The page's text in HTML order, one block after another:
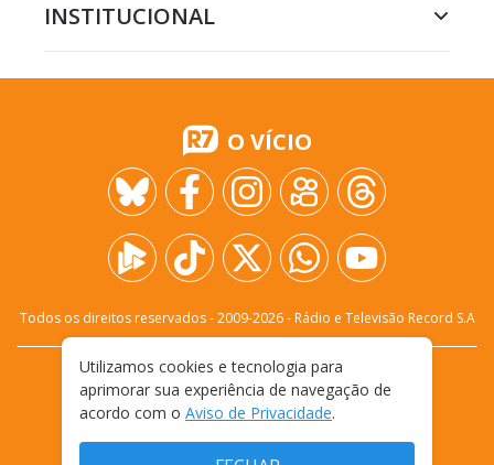
INSTITUCIONAL
O VÍCIO
Todos os direitos reservados - 2009-2026- Rádio e Televisão Record S.A
FALE CONOSCO
PRIVACIDADE
TERMOS E CONDIÇÕES DE USO
Utilizamos cookies e tecnologia para
aprimorar sua experiência de navegação de
acordo com o Aviso de Privacidade.